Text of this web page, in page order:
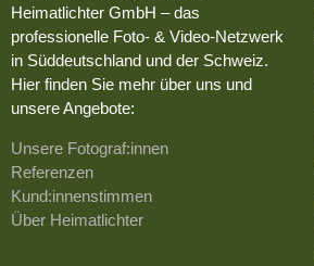
Heimatlichter GmbH – das
professionelle Foto- & Video-Netzwerk
in Süddeutschland und der Schweiz.
Hier finden Sie mehr über uns und
unsere Angebote:
Unsere Fotograf:innen
Referenzen
Kund:innenstimmen
Über Heimatlichter